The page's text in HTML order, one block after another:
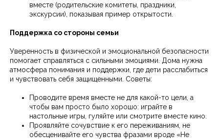
вместе (родительские комитеты, праздники,
экскурсии), показывая пример открытости.
Поддержка со стороны семьи
Уверенность в физической и эмоциональной безопасности
помогает справляться с сильными эмоциями. Дома нужна
атмосфера понимания и поддержки, где дети расслабиться
и чувствовать себя защищенными. Советы:
Проводите время вместе не для какой-то цели, а
чтобы вам просто было хорошо: играйте в
настольные игры, гуляйте или смотрите вместе кино.
Проявляйте сочувствие к его переживаниям, не
обесценивайте его чувства фразами вроде «Не